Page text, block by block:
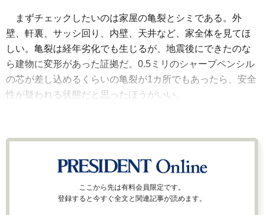
まずチェックしたいのは家屋の亀裂とシミである。外
壁、軒裏、サッシ回り、内壁、天井など、家全体を見てほ
しい。亀裂は経年劣化でも生じるが、地震後にできたのな
ら建物に変形があった証拠だ。0.5ミリのシャープペンシル
の芯が差し込めるくらいの亀裂が1カ所でもあったら、安全
性が疑われる状態だと思ったほうがいい。
ここから先は有料会員限定です。
登録すると今すぐ全文と関連記事が読めます。